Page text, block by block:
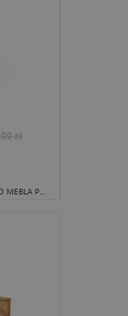
zł
OPTYMALNE WYMIARY I KUBATURA TEGO MEBLA POZWALAJĄ BAWIĆ SIĘ ARANŻACJĄ TWOJEGO WNĘTRZA